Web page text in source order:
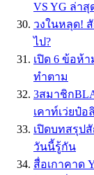
VS YG ล่าสุ
วงในหลุด!
ไป?
เปิด 6 ข้อห้า
ทำตาม
3สมาชิก
เคาท์เว่ยป๋อ
เปิดบทสรุป
วันนี้รู้กัน
สื่อเกาคาด